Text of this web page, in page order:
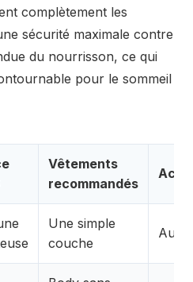
complètement les
sécurité maximale contre
du nourrisson, ce qui
pour le sommeil
Vêtements
recommandés
Une simple
couche